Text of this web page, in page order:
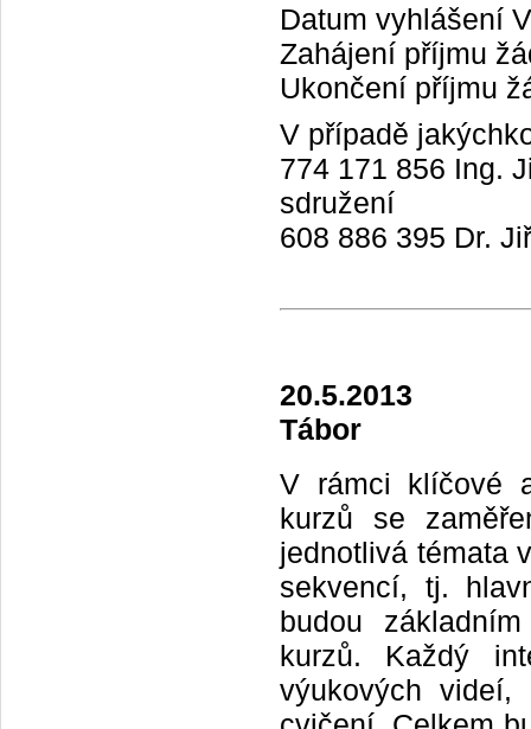
Datum vyhlášení
Zahájení příjmu
Ukončení příjmu
V případě
774 171 856 Ing.
sdružení
608 886 395 Dr.
20.5.2013
Tábor
V rámci klíčové
kurzů se
jednotlivá témata
sekvencí, tj.
budou
kurzů. Každý
výukových